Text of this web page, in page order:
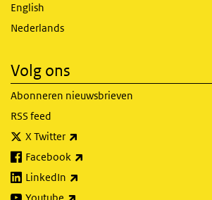
English
Nederlands
Volg ons
Abonneren nieuwsbrieven
RSS feed
X Twitter
Facebook
LinkedIn